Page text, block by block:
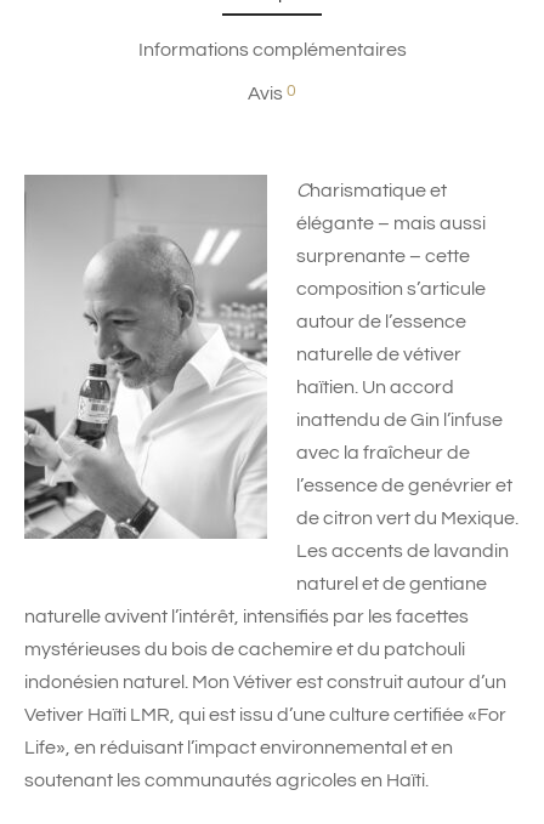
Informations complémentaires
Avis 0
Charismatique et
élégante – mais aussi
surprenante – cette
composition s’articule
autour de l’essence
naturelle de vétiver
haïtien. Un accord
inattendu de Gin l’infuse
avec la fraîcheur de
l’essence de genévrier et
de citron vert du Mexique.
Les accents de lavandin
naturel et de gentiane
naturelle avivent l’intérêt, intensifiés par les facettes
mystérieuses du bois de cachemire et du patchouli
indonésien naturel. Mon Vétiver est construit autour d’un
Vetiver Haïti LMR, qui est issu d’une culture certifiée «For
Life», en réduisant l’impact environnemental et en
soutenant les communautés agricoles en Haïti.